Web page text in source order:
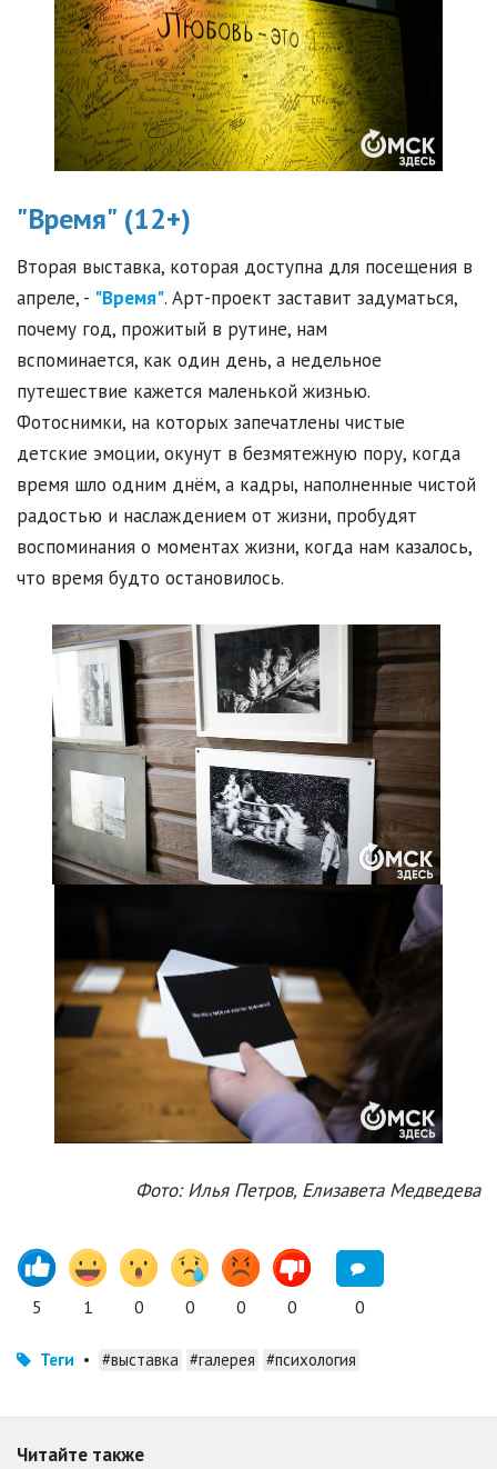
"Время" (12+)
Вторая выставка, которая доступна для посещения в
апреле, - "Время". Арт-проект заставит задуматься,
почему год, прожитый в рутине, нам
вспоминается, как один день, а недельное
путешествие кажется маленькой жизнью.
Фотоснимки, на которых запечатлены чистые
детские эмоции, окунут в безмятежную пору, когда
время шло одним днём, а кадры, наполненные чистой
радостью и наслаждением от жизни, пробудят
воспоминания о моментах жизни, когда нам казалось,
что время будто остановилось.
Фото: Илья Петров, Елизавета Медведева
5 1 0 0 0 0 0
Теги • #выставка #галерея #психология
Читайте также